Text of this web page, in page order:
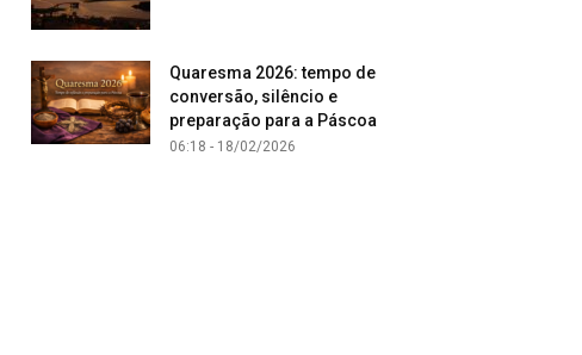
Quaresma 2026: tempo de
conversão, silêncio e
preparação para a Páscoa
06:18 - 18/02/2026